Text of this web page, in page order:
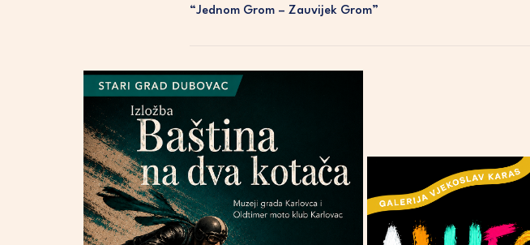
“Jednom Grom – Zauvijek Grom”